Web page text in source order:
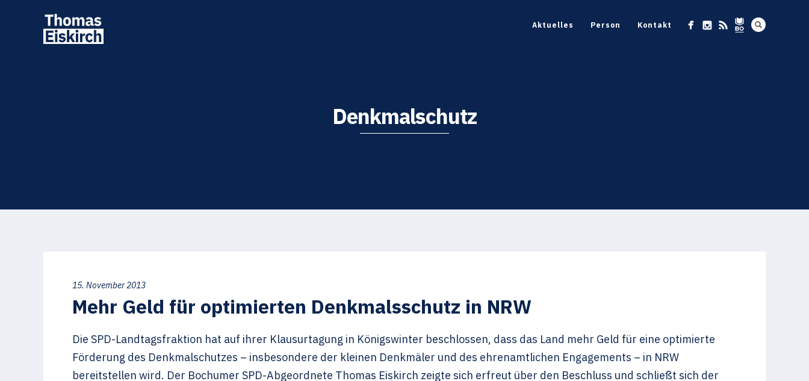
Aktuelles Person Kontakt
Denkmalschutz
15. November 2013
Mehr Geld für optimierten Denkmalsschutz in NRW
Die SPD-Landtagsfraktion hat auf ihrer Klausurtagung in Königswinter beschlossen, dass das Land mehr Geld für eine optimierte
Förderung des Denkmalschutzes – insbesondere der kleinen Denkmäler und des ehrenamtlichen Engagements – in NRW
bereitstellen wird. Der Bochumer SPD-Abgeordnete Thomas Eiskirch zeigte sich erfreut über den Beschluss und schließt sich der